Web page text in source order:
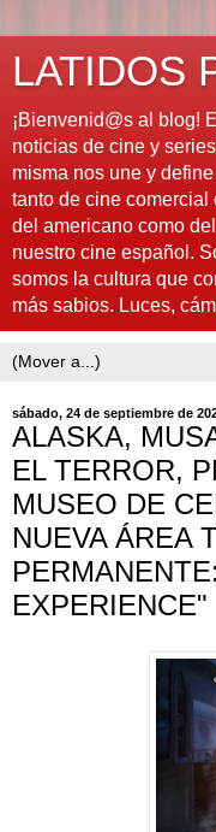
LATIDOS
¡Bienvenid@s al blog!
noticias de cine y
misma nos une y
tanto de cine
del americano como
nuestro cine español.
somos la cultura que
más sabios. Luces,
sábado, 24 de septiembre de
ALASKA,
EL TERROR,
MUSEO DE
NUEVA ÁREA
EXPERIENCE"